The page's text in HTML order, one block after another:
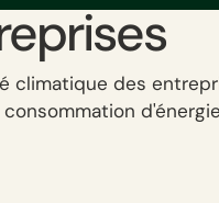
climatique des